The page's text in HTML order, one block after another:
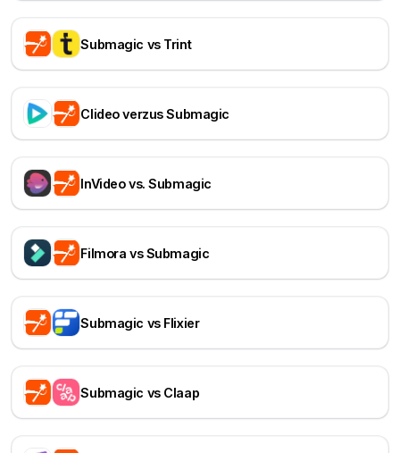
Submagic vs Trint
Clideo verzus Submagic
InVideo vs. Submagic
Filmora vs Submagic
Submagic vs Flixier
Submagic vs Claap